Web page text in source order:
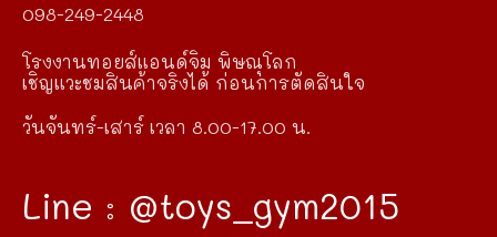
098-249-2448
โรงงานทอยส์แอนด์จิม พิษณุโลก
เชิญแวะชมสินค้าจริงได้ ก่อนการตัดสินใจ
วันจันทร์-เสาร์ เวลา 8.00-17.00 น.
Line : @toys_gym2015